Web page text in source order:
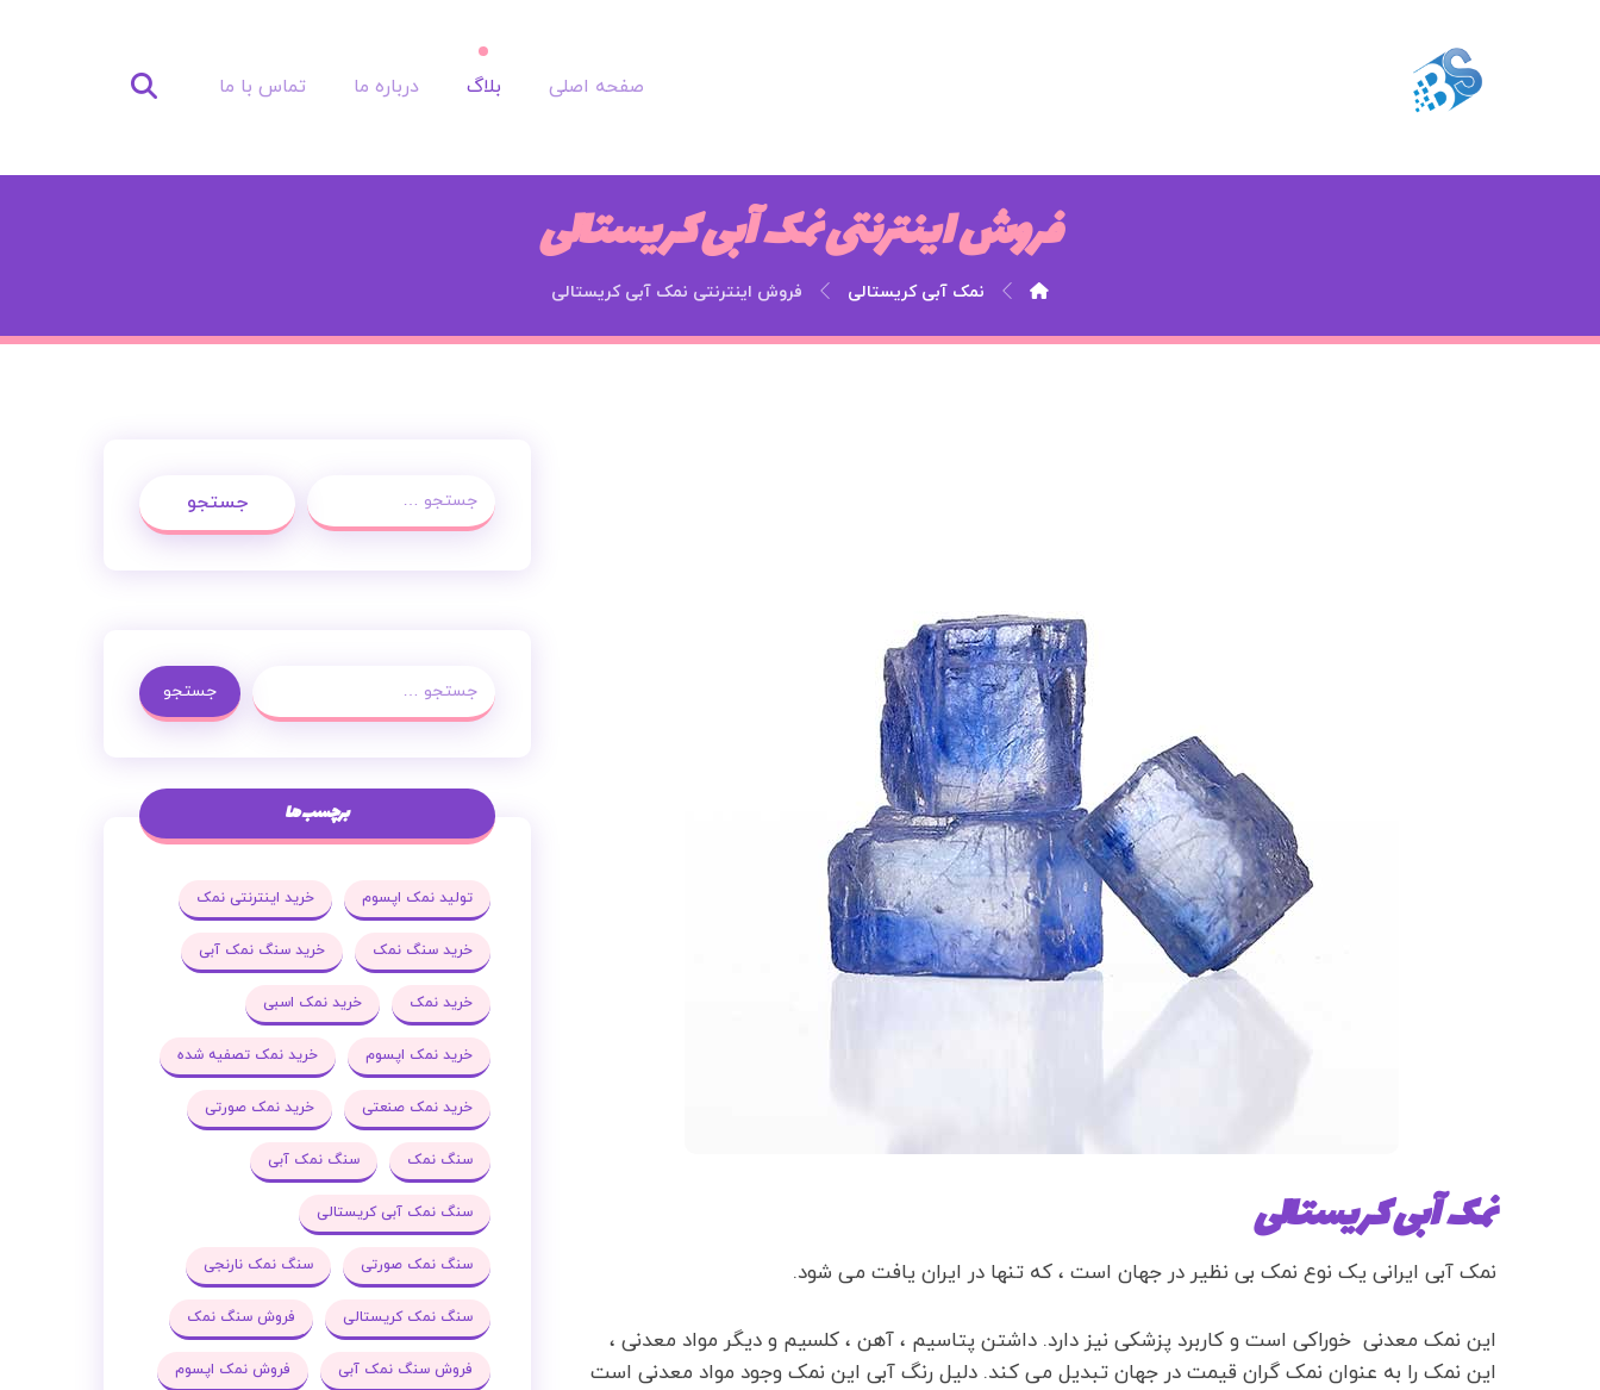
صفحه اصلی بلاگ درباره ما تماس با ما
فروش اینترنتی نمک آبی کریستالی
نمک آبی کریستالی فروش اینترنتی نمک آبی کریستالی
نمک آبی کریستالی
نمک آبی ایرانی یک نوع نمک بی نظیر در جهان است ، که تنها در ایران یافت می شود.
این نمک معدنی خوراکی است و کاربرد پزشکی نیز دارد. داشتن پتاسیم ، آهن ، کلسیم و دیگر مواد معدنی ،
این نمک را به عنوان نمک گران قیمت در جهان تبدیل می کند. دلیل رنگ آبی این نمک وجود مواد معدنی است
جستجو
جستجو
برچسب ها
تولید نمک اپسوم خرید اینترنتی نمک
خرید سنگ نمک خرید سنگ نمک آبی
خرید نمک خرید نمک اسبی
خرید نمک اپسوم خرید نمک تصفیه شده
خرید نمک صنعتی خرید نمک صورتی
سنگ نمک سنگ نمک آبی
سنگ نمک آبی کریستالی
سنگ نمک صورتی سنگ نمک نارنجی
سنگ نمک کریستالی فروش سنگ نمک
فروش سنگ نمک آبی فروش نمک اپسوم